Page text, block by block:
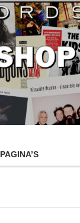
PAGINA’S